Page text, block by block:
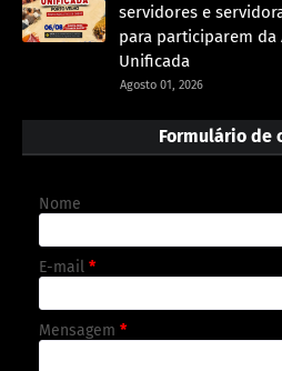
servidores e
para participarem da
Unificada
Agosto 01, 2026
Formulário de
Nome
E-mail *
Mensagem *